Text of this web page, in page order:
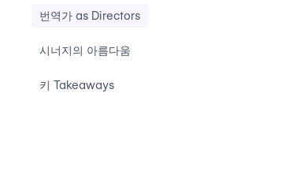
번역가 as Directors
시너지의 아름다움
키 Takeaways